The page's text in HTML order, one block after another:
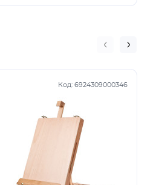
Код: 6924309000346